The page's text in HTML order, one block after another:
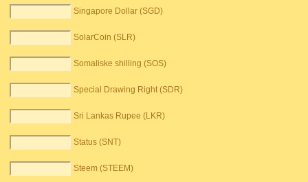
Singapore Dollar (SGD)
SolarCoin (SLR)
Somaliske shilling (SOS)
Special Drawing Right (SDR)
Sri Lankas Rupee (LKR)
Status (SNT)
Steem (STEEM)